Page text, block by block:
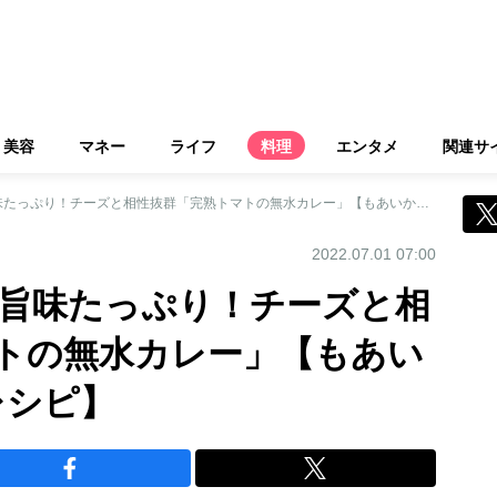
美容 マネー ライフ 料理 エンタメ 関連サ
たっぷりトマトで旨味たっぷり！チーズと相性抜群「完熟トマトの無水カレー」【もあいかすみ ラクウマレシピ】
2022.07.01 07:00
味たっぷり！チーズと相
の無水カレー」【もあい
ピ】